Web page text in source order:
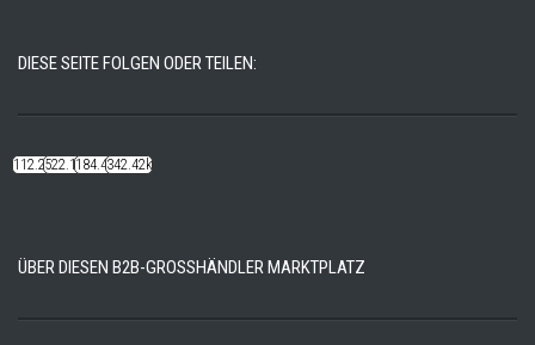
DIESE SEITE FOLGEN ODER TEILEN:
112.22k522.14k184.48k342.42k
ÜBER DIESEN B2B-GROSSHÄNDLER MARKTPLATZ